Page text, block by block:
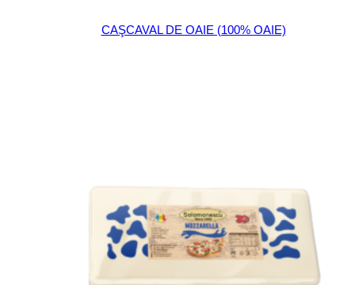
CAŞCAVAL DE OAIE (100% OAIE)